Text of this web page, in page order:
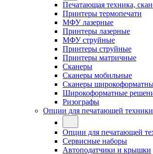
Печатающая техника,
Принтеры термопечати
МФУ лазерные
Принтеры лазерные
МФУ струйные
Принтеры струйные
Принтеры матричные
Сканеры
Сканеры мобильные
Сканеры
Широкоформатные
Ризографы
Опции для печатающей техники
Опции для печатающей
Сервисные наборы
Автоподатчики и крышки